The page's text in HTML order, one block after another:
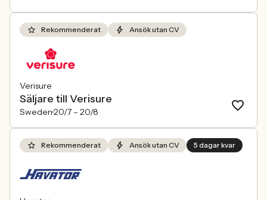
Rekommenderat Ansök utan CV
Verisure
Säljare till Verisure
Sweden20/7 – 20/8
Rekommenderat Ansök utan CV 5 dagar kvar